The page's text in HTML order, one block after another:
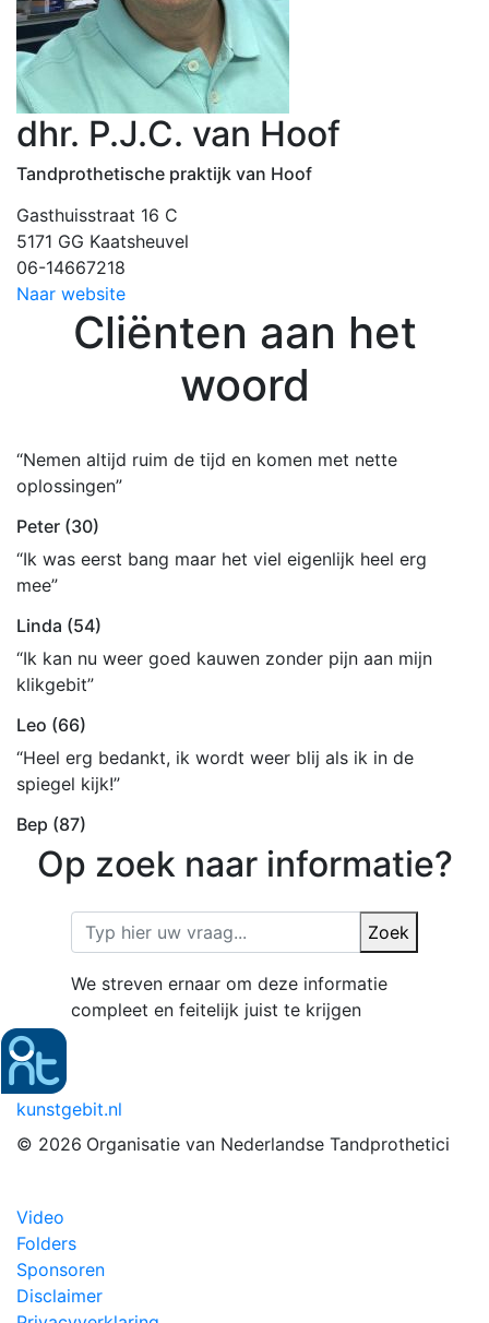
dhr. P.J.C. van Hoof
Tandprothetische praktijk van Hoof
Gasthuisstraat 16 C
5171 GG Kaatsheuvel
06-14667218
Naar website
Cliënten aan het
woord
“Nemen altijd ruim de tijd en komen met nette
oplossingen”
Peter (30)
“Ik was eerst bang maar het viel eigenlijk heel erg
mee”
Linda (54)
“Ik kan nu weer goed kauwen zonder pijn aan mijn
klikgebit”
Leo (66)
“Heel erg bedankt, ik wordt weer blij als ik in de
spiegel kijk!”
Bep (87)
Op zoek naar informatie?
Zoek
We streven ernaar om deze informatie
compleet en feitelijk juist te krijgen
kunstgebit.nl
© 2026 Organisatie van Nederlandse Tandprothetici
Video
Folders
Sponsoren
Disclaimer